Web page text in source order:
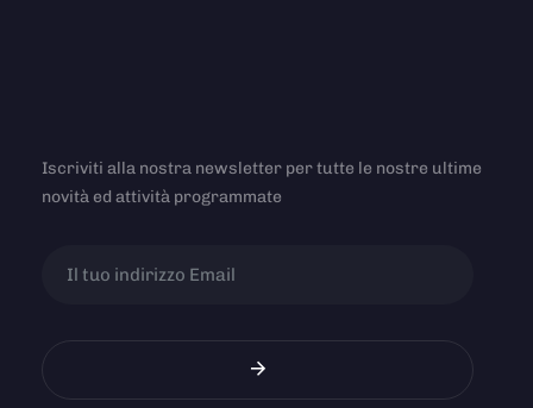
Iscriviti alla nostra newsletter per tutte le nostre ultime
novità ed attività programmate